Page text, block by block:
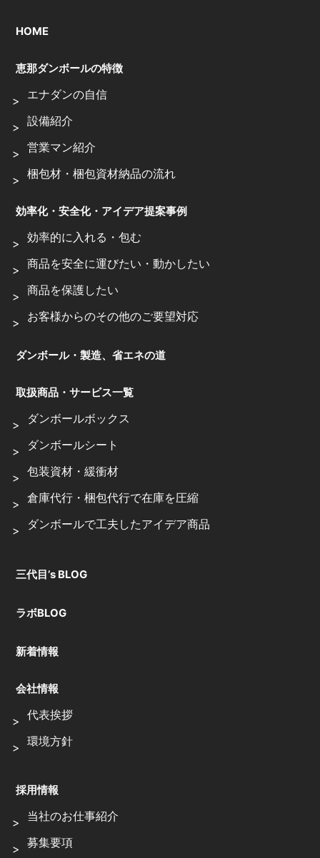
HOME
恵那ダンボールの特徴
エナダンの自信
設備紹介
営業マン紹介
梱包材・梱包資材納品の流れ
効率化・安全化・アイデア提案事例
効率的に入れる・包む
商品を安全に運びたい・動かしたい
商品を保護したい
お客様からのその他のご要望対応
ダンボール・製造、省エネの道
取扱商品・サービス一覧
ダンボールボックス
ダンボールシート
包装資材・緩衝材
倉庫代行・梱包代行で在庫を圧縮
ダンボールで工夫したアイデア商品
三代目’s BLOG
ラボBLOG
新着情報
会社情報
代表挨拶
環境方針
採用情報
当社のお仕事紹介
募集要項